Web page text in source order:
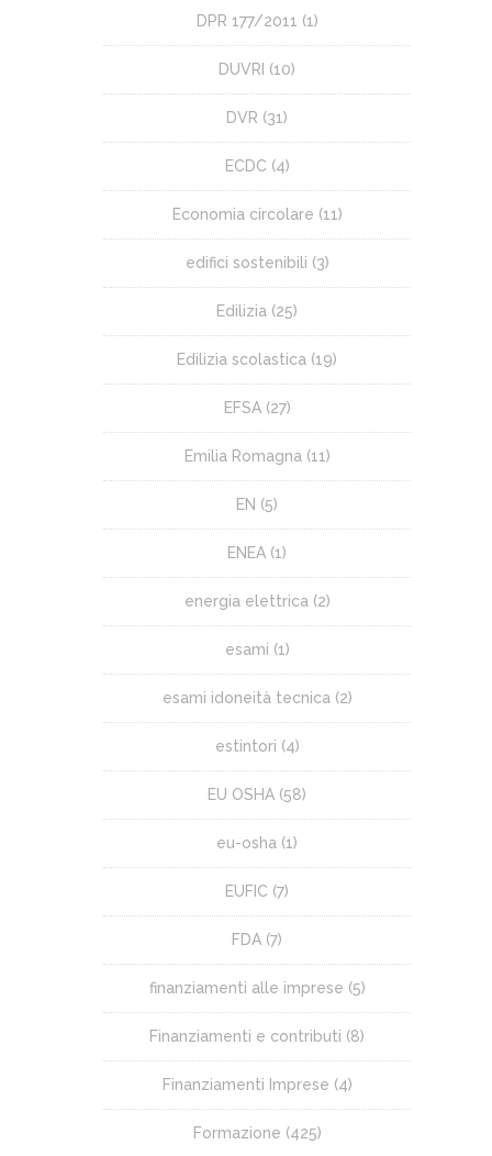
DPR 177/2011 (1)
DUVRI (10)
DVR (31)
ECDC (4)
Economia circolare (11)
edifici sostenibili (3)
Edilizia (25)
Edilizia scolastica (19)
EFSA(27)
Emilia Romagna (11)
EN (5)
ENEA (1)
energia elettrica (2)
esami (1)
esami idoneità tecnica (2)
estintori (4)
EU OSHA (58)
eu-osha (1)
EUFIC (7)
FDA (7)
finanziamenti alle imprese (5)
Finanziamenti e contributi (8)
Finanziamenti Imprese (4)
Formazione (425)